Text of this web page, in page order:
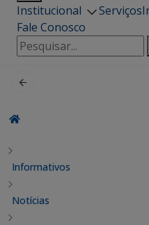
Institucional Serviços
Fale Conosco
Pesquisar
por:
Informativos
Notícias